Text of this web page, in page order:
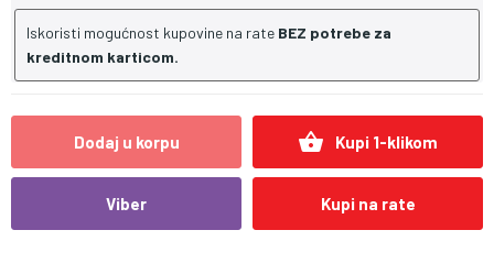
Iskoristi mogućnost kupovine na rate BEZ potrebe za
kreditnom karticom.
Dodaj u korpu shopping_basket Kupi 1-klikom
Viber Kupi na rate